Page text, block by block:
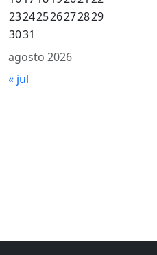
agosto 2026
23242526272829
3031
« jul